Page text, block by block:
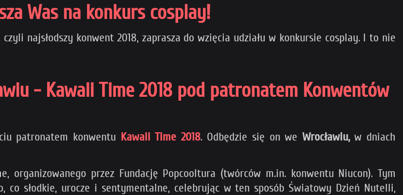
Was na konkurs cosplay!
czyli najsłodszy konwent 2018, zaprasza do wzięcia udziału w konkursie cosplay. I to nie
- Kawaii Time 2018 pod patronatem Konwentów
patronatem konwentu Kawaii Time 2018. Odbędzie się on we Wrocławiu,w dniach
przez Fundację Popcooltura (twórców m.in. konwentu Niucon). Tym
co słodkie, urocze i sentymentalne, celebrując w ten sposób Światowy Dzień Nutelli,